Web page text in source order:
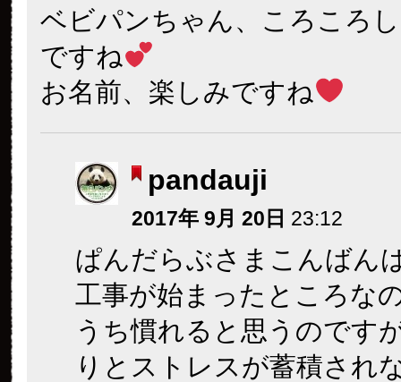
ベビパンちゃん、ころころ
ですね
お名前、楽しみですね
pandauji
2017年 9月 20日 23:12
ぱんだらぶさまこんばん
工事が始まったところな
うち慣れると思うのです
りとストレスが蓄積され